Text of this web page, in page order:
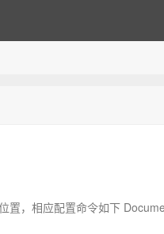
，相应配置命令如下